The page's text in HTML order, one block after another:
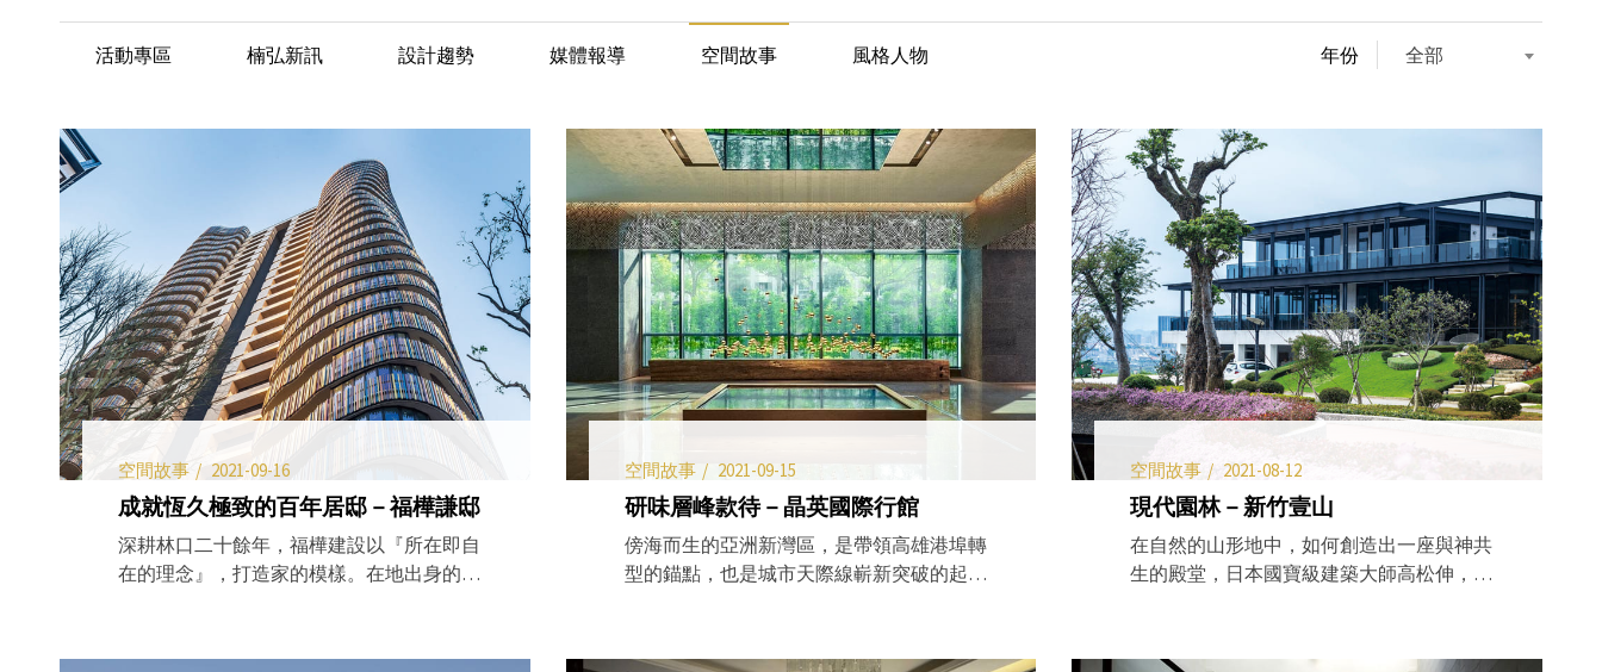
活動專區 楠弘新訊 設計趨勢 媒體報導 空間故事 風格人物 年份 全部
空間故事 2021-09-16
成就恆久極致的百年居邸－福樺謙邸
深耕林口二十餘年，福樺建設以『所在即自
在的理念』，打造家的模樣。在地出身的董
核心的嚮往，因為透過建築可以營造人的生
空間故事 2021-09-15
研味層峰款待－晶英國際行館
傍海而生的亞洲新灣區，是帶領高雄港埠轉
型的錨點，也是城市天際線嶄新突破的起
高雄地景創造了深具意義的 指標，其藏鋒於
空間故事 2021-08-12
現代園林－新竹壹山
在自然的山形地中，如何創造出一座與神共
生的殿堂，日本國寶級建築大師高松伸，提